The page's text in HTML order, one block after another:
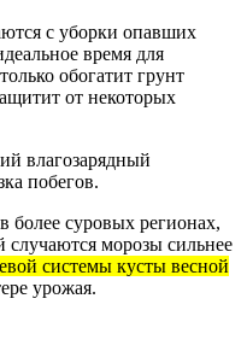
с уборки опавших
время для
обогатит грунт
от некоторых
влагозарядный
побегов.
более суровых регионах,
случаются морозы сильнее
системы кусты весной
урожая.